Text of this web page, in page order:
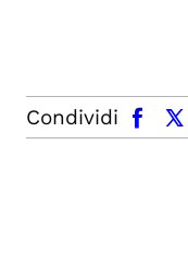
Condividi
facebook x.com